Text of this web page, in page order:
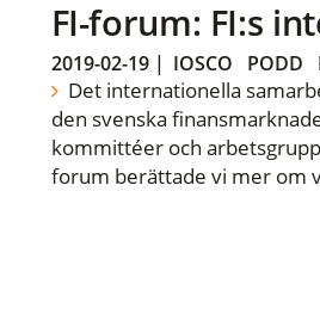
FI-forum: FI:s
2019-02-19| IOSCO PODD
Det internationella
den svenska
kommittéer och
forum berättade vi mer om